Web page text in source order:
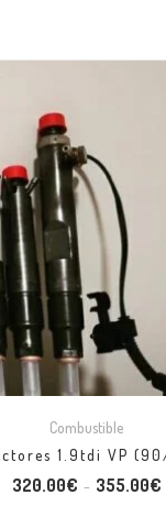
Combustible
1.9tdi VP
320.00€ – 355.00€